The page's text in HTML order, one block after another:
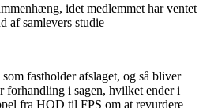
idet medlemmet har ventet
af samlevers studie
fastholder afslaget, og så bliver
i sagen, hvilket ender i
fra HOD til FPS om at revurdere